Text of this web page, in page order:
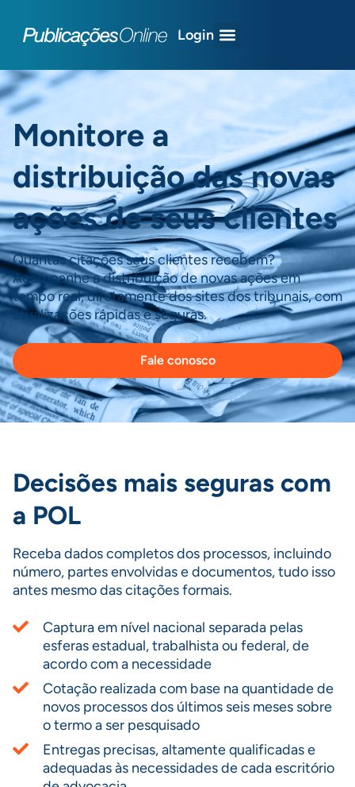
Login
Monitore a
distribuição das novas
ações de seus clientes
Quantas citações seus clientes recebem?
Acompanhe a distribuição de novas ações em
tempo real, diretamente dos sites dos tribunais, com
atualizações rápidas e seguras.
Fale conosco
Decisões mais seguras com
a POL
Receba dados completos dos processos, incluindo
número, partes envolvidas e documentos, tudo isso
antes mesmo das citações formais.
Captura em nível nacional separada pelas
esferas estadual, trabalhista ou federal, de
acordo com a necessidade
Cotação realizada com base na quantidade de
novos processos dos últimos seis meses sobre
o termo a ser pesquisado
Entregas precisas, altamente qualificadas e
adequadas às necessidades de cada escritório